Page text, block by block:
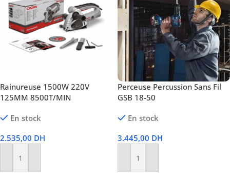
Rainureuse 1500W 220V
125MM 8500T/MIN
En stock
2.535,00 DH
Ajouter Au Panier
Perceuse Percussion Sans Fil
GSB 18-50
En stock
3.445,00 DH
Ajouter Au Panier